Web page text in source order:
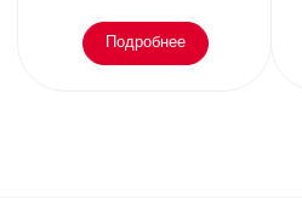
Подробнее